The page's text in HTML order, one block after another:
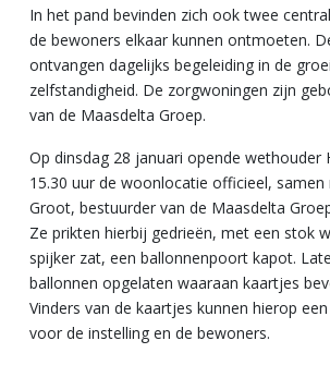
In het pand bevinden zich ook twee
de bewoners elkaar kunnen ontmoeten.
ontvangen dagelijks begeleiding in de
zelfstandigheid. De zorgwoningen zijn
van de Maasdelta Groep.
Op dinsdag 28 januari opende wethouder
15.30 uur de woonlocatie officieel, samen
Groot, bestuurder van de Maasdelta
Ze prikten hierbij gedrieën, met een stok
spijker zat, een ballonnenpoort kapot.
ballonnen opgelaten waaraan kaartjes
Vinders van de kaartjes kunnen hierop
voor de instelling en de bewoners.